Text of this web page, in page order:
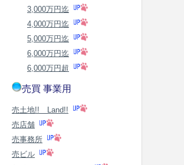
3,000万円迄
4,000万円迄
5,000万円迄
6,000万円迄
6,000万円超
売買 事業用
売土地!! Land!!
売店舗
売事務所
売ビル